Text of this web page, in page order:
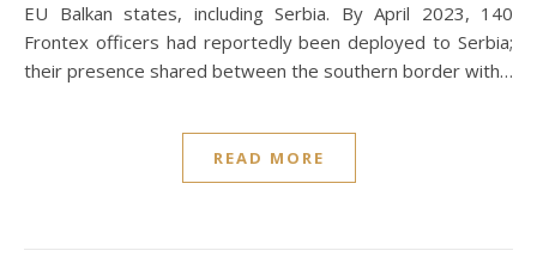
EU Balkan states, including Serbia. By April 2023, 140
Frontex officers had reportedly been deployed to Serbia;
their presence shared between the southern border with…
READ MORE